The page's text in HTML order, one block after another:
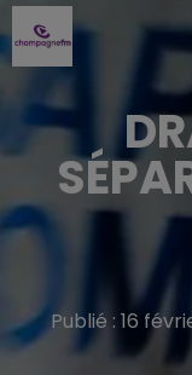
Publié : 16